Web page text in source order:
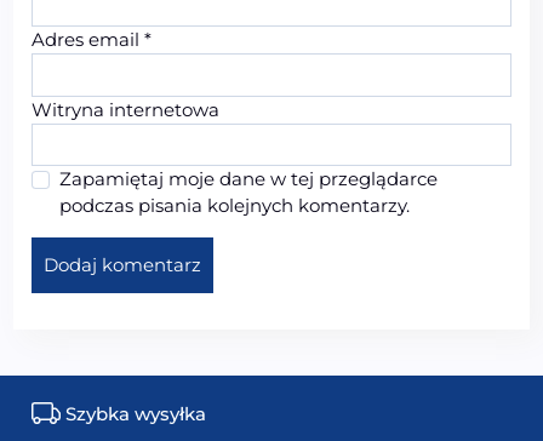
Adres email*
Witryna internetowa
Zapamiętaj moje dane w tej przeglądarce
podczas pisania kolejnych komentarzy.
Szybka wysyłka